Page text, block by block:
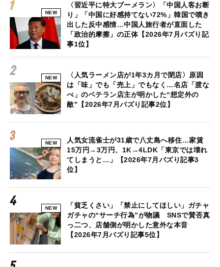
NEW
〈習近平に特大ブーメラン〉「中国人客お断
り」「中国に好感持てない72%」韓国で噴き
出した反中感情…中国人旅行者が直面した
「政治的摩擦」の正体【2026年7月バズり記
事1位】
NEW
〈人気ラーメン店が1年3カ月で閉店〉原因
は「味」でも「売上」でもなく…名店「渡な
べ」のベテラン店主が明かした“想定外の
敵”【2026年7月バズり記事2位】
NEW
人気女流雀士が31歳で八丈島へ移住…家賃
15万円→3万円、1K→4LDK「東京では壊れ
てしまうと…」【2026年7月バズり記事3
位】
NEW
「貧乏くさい」「禁止にしてほしい」ガチャ
ガチャの“サーチ行為”が物議 SNSで賛否真
っ二つ、店舗側が明かした意外な本音
【2026年7月バズり記事5位】